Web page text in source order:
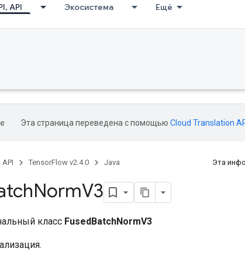
API Экосистема Ещё
Эта страница переведена с помощью Cloud Translation
API TensorFlow v2.4.0 Java Эта
NormV3
класс FusedBatchNormV3